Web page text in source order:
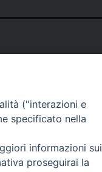
("interazioni e
specificato nella
informazioni sui
proseguirai la